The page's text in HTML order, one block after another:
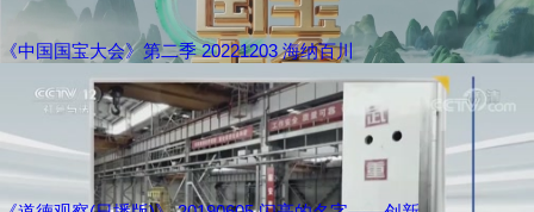
《中国国宝大会》第二季 20221203 海纳百川